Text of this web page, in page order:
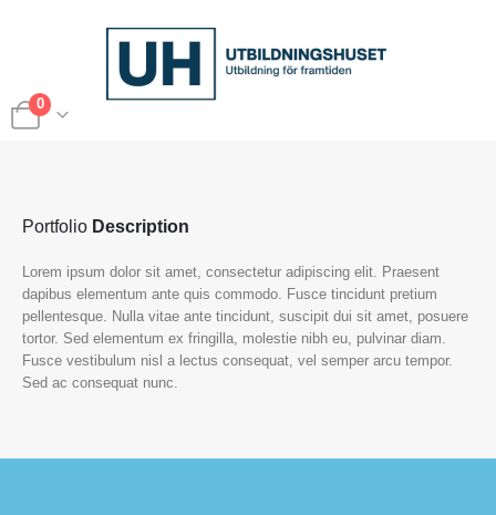
0
Portfolio Description
Lorem ipsum dolor sit amet, consectetur adipiscing elit. Praesent
dapibus elementum ante quis commodo. Fusce tincidunt pretium
pellentesque. Nulla vitae ante tincidunt, suscipit dui sit amet, posuere
tortor. Sed elementum ex fringilla, molestie nibh eu, pulvinar diam.
Fusce vestibulum nisl a lectus consequat, vel semper arcu tempor.
Sed ac consequat nunc.